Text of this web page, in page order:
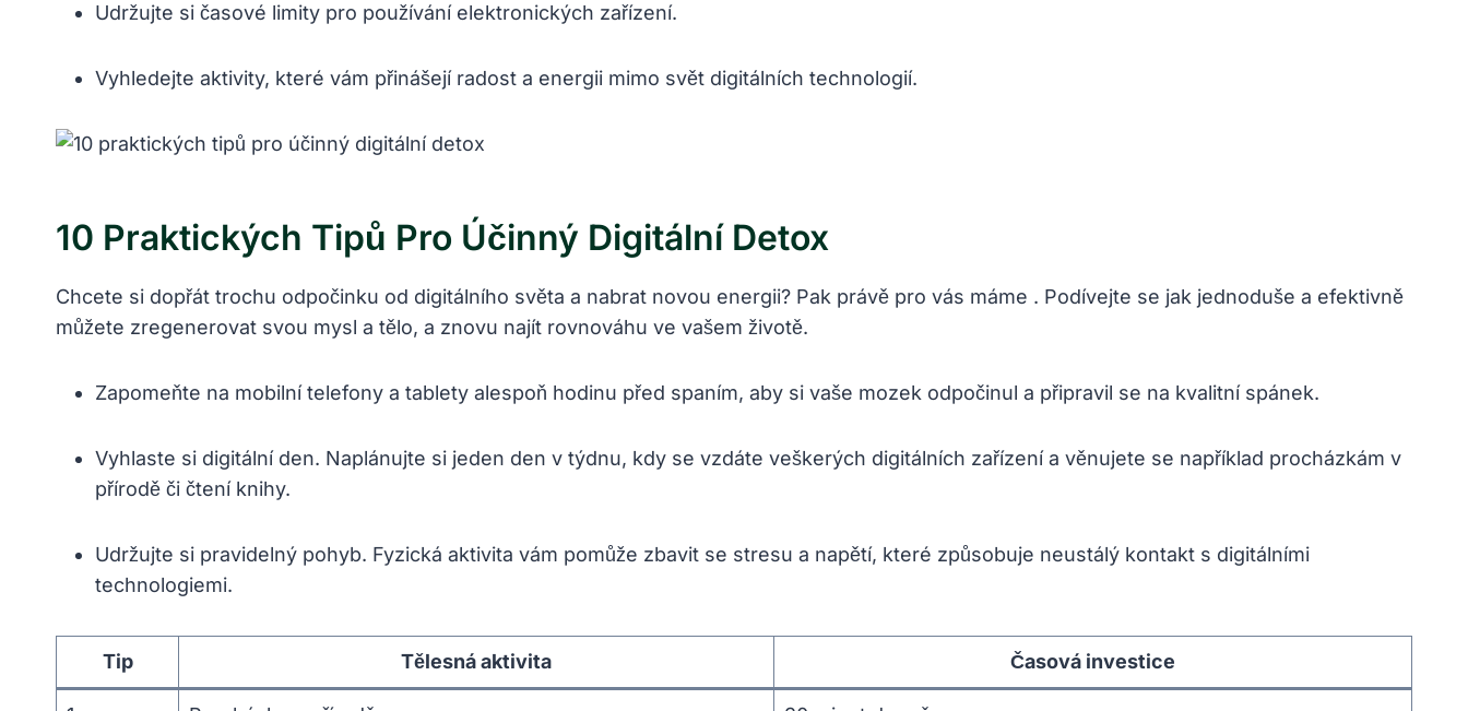
Udržujte si časové limity pro používání elektronických zařízení.
Vyhledejte aktivity, které vám přinášejí radost a energii mimo svět digitálních technologií.
10 Praktických Tipů Pro Účinný Digitální Detox
Chcete si dopřát trochu odpočinku od digitálního světa a nabrat novou energii? Pak právě pro vás máme . Podívejte se jak jednoduše a efektivně
můžete zregenerovat svou mysl a tělo, a znovu najít rovnováhu ve vašem životě.
Zapomeňte na mobilní telefony a tablety alespoň hodinu před spaním, aby si vaše mozek odpočinul a připravil se na kvalitní spánek.
Vyhlaste si digitální den. Naplánujte si jeden den v týdnu, kdy se vzdáte veškerých digitálních zařízení a věnujete se například procházkám v
přírodě či čtení knihy.
Udržujte si pravidelný pohyb. Fyzická aktivita vám pomůže zbavit se stresu a napětí, které způsobuje neustálý kontakt s digitálními
technologiemi.
Tip Tělesná aktivita Časová investice